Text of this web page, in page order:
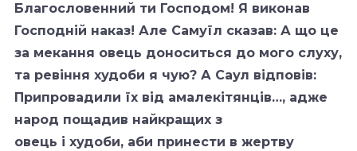
Благословенний ти Господом! Я виконав
Господній наказ! Але Самуїл сказав: А що це
за мекання овець доноситься до мого слуху,
та ревіння худоби я чую? А Саул відповів:
Припровадили їх від амалекітянців…, адже
народ пощадив найкращих з
овець і худоби, аби принести в жертву